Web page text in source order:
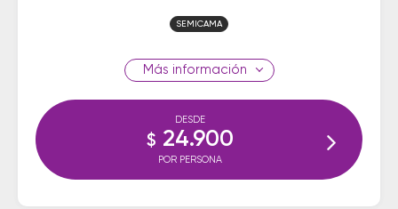
SEMICAMA
información
DESDE
$ 24.900
POR PERSONA